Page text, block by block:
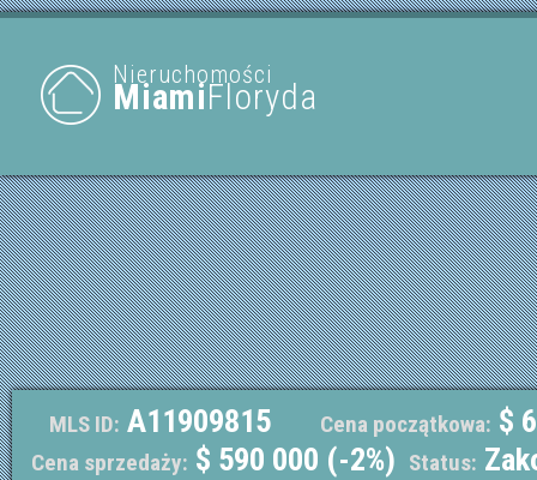
Nieruchomości
MiamiFloryda
MLS ID: A11909815 Cena początkowa: $
Cena sprzedaży: $ 590 000 (-2%) Status: